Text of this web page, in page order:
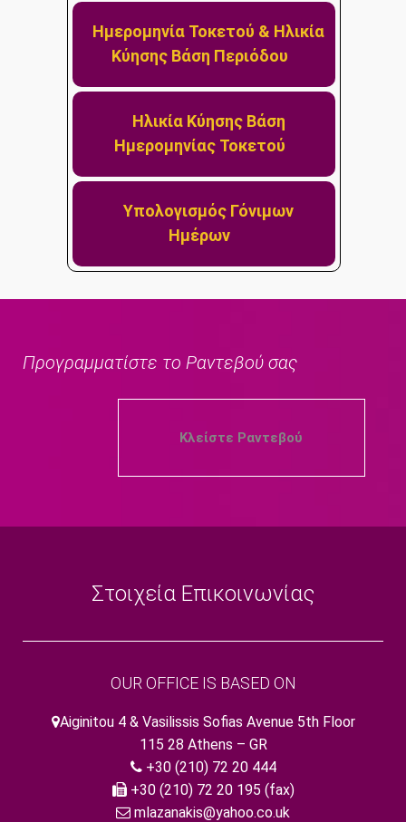
Ημερομηνία Τοκετού & Ηλικία
Κύησης Βάση Περιόδου
Ηλικία Κύησης Βάση
Ημερομηνίας Τοκετού
Υπολογισμός Γόνιμων
Ημέρων
Προγραμματίστε το Ραντεβού σας
Κλείστε Ραντεβού
Στοιχεία Επικοινωνίας
OUR OFFICE IS BASED ON
Aiginitou 4 & Vasilissis Sofias Avenue 5th Floor
115 28 Athens – GR
+30 (210) 72 20 444
+30 (210) 72 20 195 (fax)
mlazanakis@yahoo.co.uk